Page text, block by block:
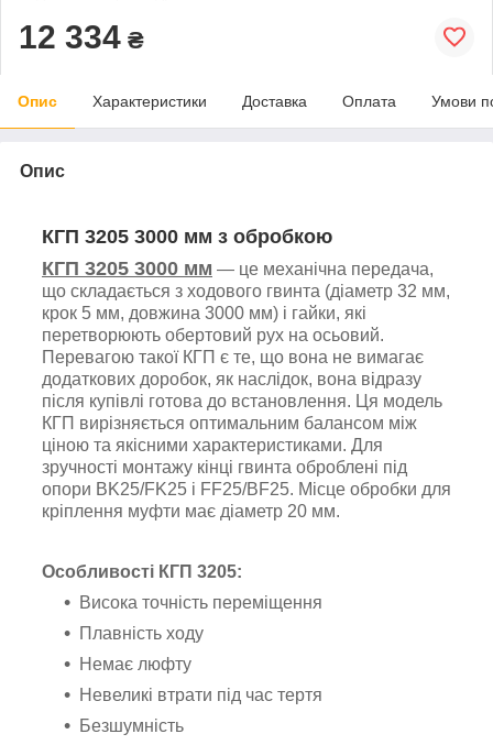
12 334 ₴
Опис Характеристики Доставка Оплата Умови
Опис
КГП 3205 3000 мм з обробкою
КГП 3205 3000 мм — це механічна передача,
що складається з ходового гвинта (діаметр 32 мм,
крок 5 мм, довжина 3000 мм) і гайки, які
перетворюють обертовий рух на осьовий.
Перевагою такої КГП є те, що вона не вимагає
додаткових доробок, як наслідок, вона відразу
після купівлі готова до встановлення. Ця модель
КГП вирізняється оптимальним балансом між
ціною та якісними характеристиками. Для
зручності монтажу кінці гвинта оброблені під
опори BK25/FK25 і FF25/BF25. Місце обробки для
кріплення муфти має діаметр 20 мм.
Особливості КГП 3205:
Висока точність переміщення
Плавність ходу
Немає люфту
Невеликі втрати під час тертя
Безшумність